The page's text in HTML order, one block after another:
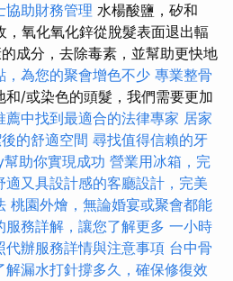
協助財務管理 水楊酸鹽，矽和
氧化氧化鋅從脫髮表面退出輻
成分，去除毒素，並幫助更快地
，為您的聚會增色不少 專業整骨
和/或染色的頭髮，我們需要更加
薦中找到最適合的法律專家 居家
的舒適空間 尋找值得信賴的牙
助你實現成功 營業用冰箱，完
適又具設計感的客廳設計，完美
桃園外燴，無論婚宴或聚會都能
服務詳解，讓您了解更多 一小時
代辦服務詳情與注意事項 台中骨
解漏水打針撐多久，確保修復效